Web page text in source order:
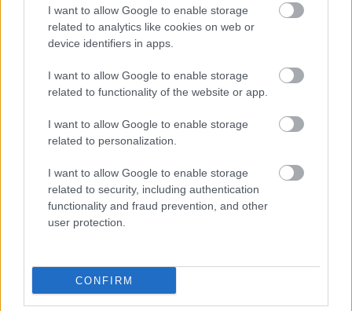
I want to allow Google to enable storage
related to analytics like cookies on web or
device identifiers in apps.
I want to allow Google to enable storage
related to functionality of the website or app.
I want to allow Google to enable storage
related to personalization.
I want to allow Google to enable storage
related to security, including authentication
functionality and fraud prevention, and other
user protection.
CONFIRM
ENERGIATAKARÉKOSSÁG: KORÁBBAN KEZDŐDIK
A GYŐRI AUDI ETO KC PÉNTEKI FELKÉSZÜLÉSI
MÉRKŐZÉSE
1 hozzászólás